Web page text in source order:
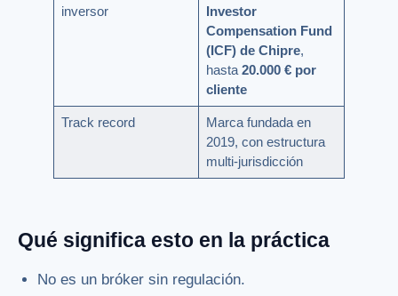
inversor
Investor
Compensation Fund
(ICF) de Chipre,
hasta 20.000 € por
cliente
Track record
Marca fundada en
2019, con estructura
multi-jurisdicción
Qué significa esto en la práctica
No es un bróker sin regulación.